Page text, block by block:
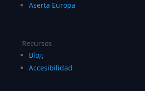
Aserta Europa
Recursos
Blog
Accesibilidad